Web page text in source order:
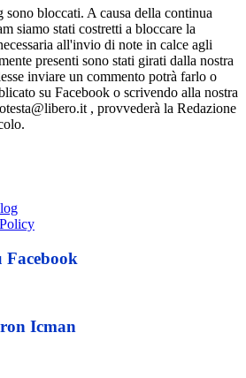
sono bloccati. A causa della continua
siamo stati costretti a bloccare la
all'invio di note in calce agli
presenti sono stati girati dalla nostra
inviare un commento potrà farlo o
su Facebook o scrivendo alla nostra
, provvederà la Redazione
Facebook
Icman